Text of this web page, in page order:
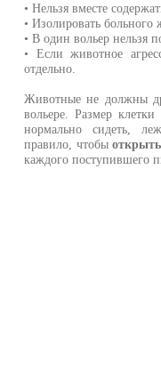
• Нельзя вместе
• Изолировать больного
• В один вольер нельзя
• Если животное
отдельно.
Животные не должны
вольере. Размер
нормально сидеть,
правило, чтобы
каждого поступившего